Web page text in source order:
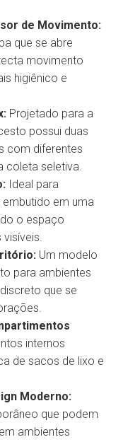
de Movimento:
que se abre
movimento
higiênico e
Projetado para a
possui duas
com diferentes
coleta seletiva.
Ideal para
em uma
o espaço
visíveis.
Um modelo
para ambientes
que se
internos
de sacos de lixo e
Moderno:
que podem
ambientes